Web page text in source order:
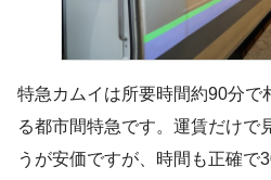
特急カムイは所要時間約90分で
る都市間特急です。運賃だけで
うが安価ですが、時間も正確で